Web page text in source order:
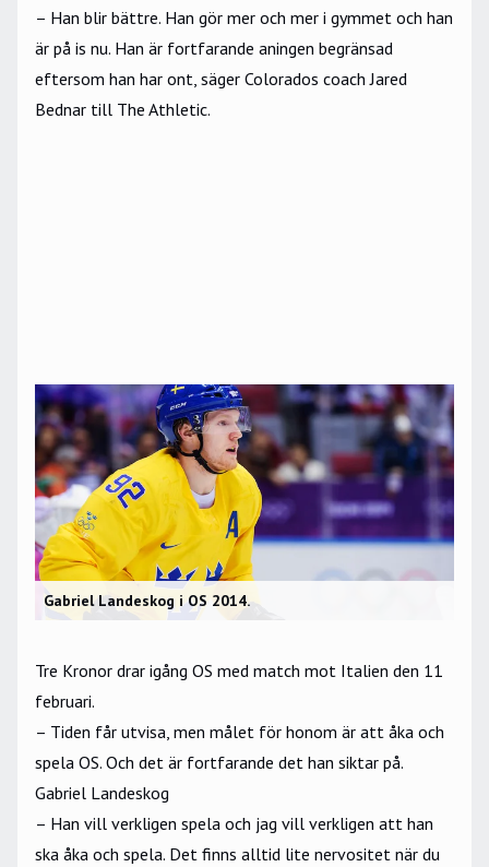
– Han blir bättre. Han gör mer och mer i gymmet och han
är på is nu. Han är fortfarande aningen begränsad
eftersom han har ont, säger Colorados coach Jared
Bednar till The Athletic.
Gabriel Landeskog i OS 2014.
Tre Kronor drar igång OS med match mot Italien den 11
februari.
– Tiden får utvisa, men målet för honom är att åka och
spela OS. Och det är fortfarande det han siktar på.
Gabriel Landeskog
– Han vill verkligen spela och jag vill verkligen att han
ska åka och spela. Det finns alltid lite nervositet när du